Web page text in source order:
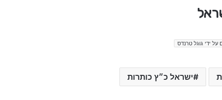
על ידי גוגל טרנדס
ישראל כ״ץ כותרות